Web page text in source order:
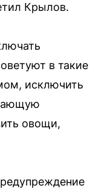
Крылов.
в такие
исключить
овощи,